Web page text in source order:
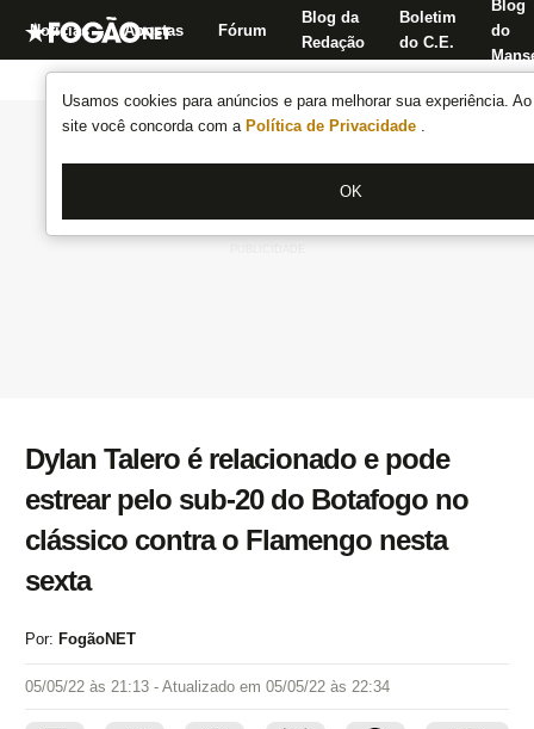
Usamos cookies para anúncios e para melhorar sua experiência.
site você concorda com a Política de Privacidade .
OK
Notícias Apostas Fórum
Blog da
Redação
Boletim
do C.E.
Blog
do
Dylan Talero é relacionado e pode
estrear pelo sub-20 do Botafogo no
clássico contra o Flamengo nesta
sexta
Por: FogãoNET
05/05/22 às 21:13 - Atualizado em 05/05/22 às 22:34